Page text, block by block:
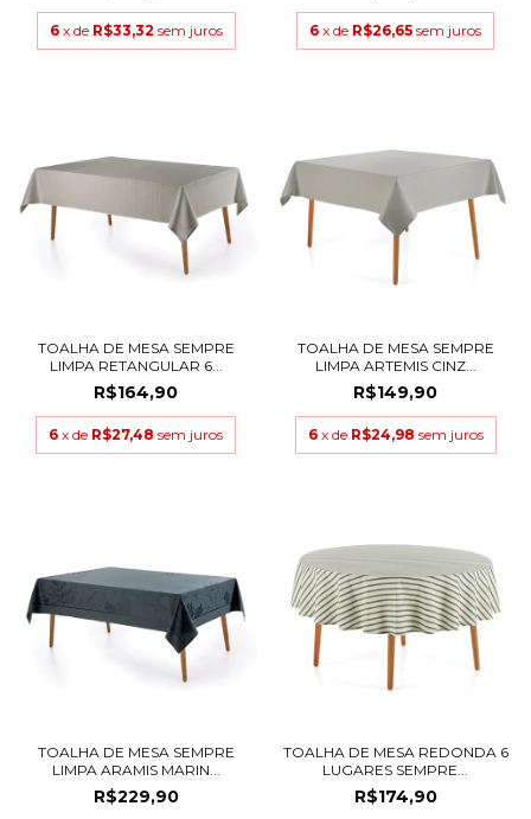
6 x de R$33,32 sem juros 6 x de R$26,65 sem juros
TOALHA DE MESA SEMPRE
LIMPA RETANGULAR 6...
R$164,90
6 x de R$27,48 sem juros
TOALHA DE MESA SEMPRE
LIMPA ARTEMIS CINZ...
R$149,90
6 x de R$24,98 sem juros
TOALHA DE MESA SEMPRE
LIMPA ARAMIS MARIN...
R$229,90
TOALHA DE MESA REDONDA 6
LUGARES SEMPRE...
R$174,90